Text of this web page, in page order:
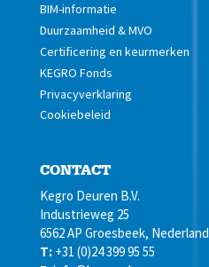
BIM-informatie
Duurzaamheid & MVO
Certificering en keurmerken
KEGRO Fonds
Privacyverklaring
Cookiebeleid
CONTACT
Kegro Deuren B.V.
Industrieweg 25
6562 AP Groesbeek, Nederland
T: +31 (0)24 399 95 55